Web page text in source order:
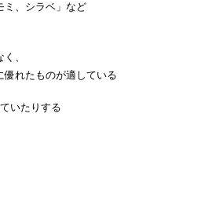
ミ、シラベ」など
、
れたものが適している
いたりする